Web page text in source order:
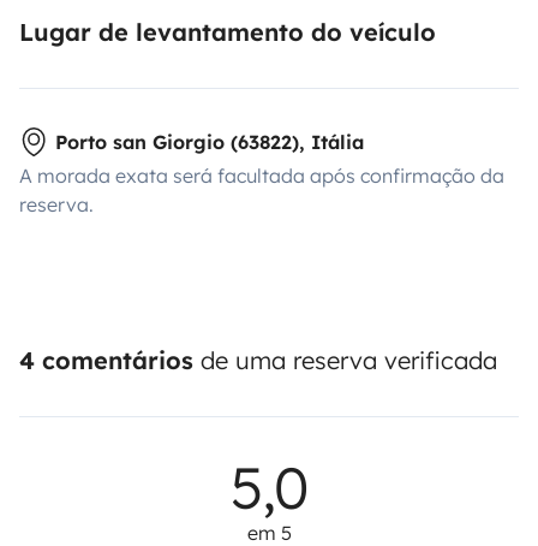
Lugar de levantamento do veículo
Porto san Giorgio (63822), Itália
A morada exata será facultada após confirmação da
reserva.
4 comentários de uma reserva verificada
5,0
em 5